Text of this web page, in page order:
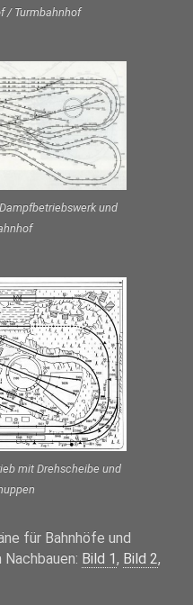
/ Turmbahnhof
und
mit Drehscheibe und
für Bahnhöfe und
Bild 1, Bild 2,